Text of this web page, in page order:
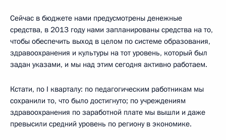
Сейчас в бюджете нами предусмотрены денежные
средства, в 2013 году нами запланированы средства на то,
чтобы обеспечить выход в целом по системе образования,
здравоохранения и культуры на тот уровень, который был
задан указами, и мы над этим сегодня активно работаем.
Кстати, по I кварталу: по педагогическим работникам мы
сохранили то, что было достигнуто; по учреждениям
здравоохранения по заработной плате мы вышли и даже
превысили средний уровень по региону в экономике.